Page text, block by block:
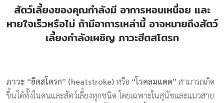
สัตว์เลี้ยงของคุณกำลังมี อาการหอบเหนื่อย และ
หายใจเร็วหรือไม่ ถ้ามีอาการเหล่านี้ อาจหมายถึงสัตว์
เลี้ยงกำลังเผชิญ ภาวะฮีตสโตรก
ภาวะ “ฮีตสโตรก” (heatstroke) หรือ “โรคลมแดด” สามารถเกิด
ขึ้นได้ทั้งในคนและสัตว์เลี้ยงทุกชนิด โดยเฉพาะในสุนัขและแมวสาย